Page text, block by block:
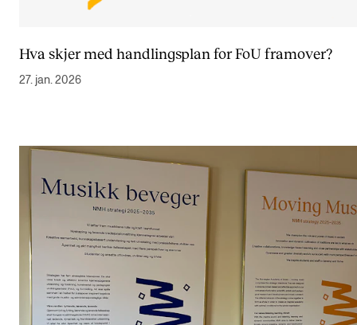
Hva skjer med handlingsplan for FoU framover?
27. jan. 2026